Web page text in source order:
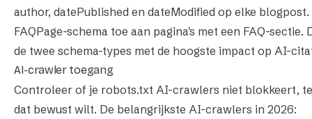
author, datePublished en dateModified op elke blogpost.
FAQPage-schema toe aan pagina's met een FAQ-sectie.
de twee schema-types met de hoogste impact op AI-
AI-crawler toegang
Controleer of je robots.txt AI-crawlers niet blokkeert,
dat bewust wilt. De belangrijkste AI-crawlers in 2026: